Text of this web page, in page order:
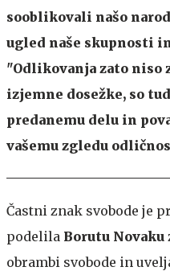
sooblikovali našo
ugled naše skupnosti
"Odlikovanja zato niso
izjemne dosežke, so
predanemu delu in
vašemu zgledu
Častni znak svobode je
podelila Borutu Novaku
obrambi svobode in